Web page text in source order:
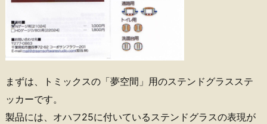
まずは、トミックスの「夢空間」用のステンドグラスステ
ッカーです。
製品には、オハフ25に付いているステンドグラスの表現が